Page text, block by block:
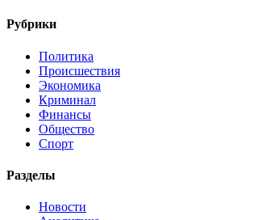
Рубрики
Политика
Происшествия
Экономика
Криминал
Финансы
Общество
Спорт
Разделы
Новости